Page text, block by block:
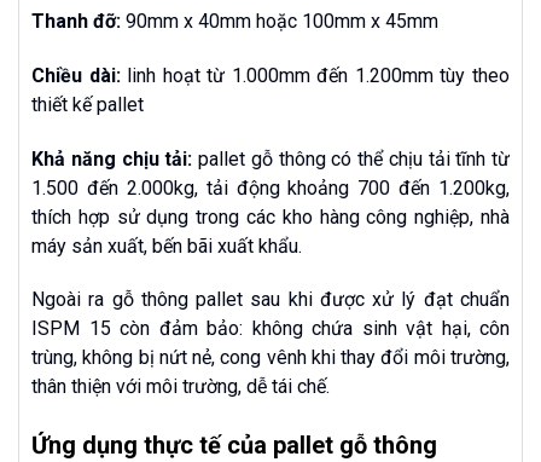
Thanh đỡ: 90mm x 40mm hoặc 100mm x 45mm
Chiều dài:linh hoạt từ 1.000mm đến 1.200mm tùy theo
thiết kế pallet
Khả năng chịu tải: pallet gỗ thông có thể chịu tải tĩnh từ
1.500 đến 2.000kg, tải động khoảng 700 đến 1.200kg,
thích hợp sử dụng trong các kho hàng công nghiệp, nhà
máy sản xuất, bến bãi xuất khẩu.
Ngoài ra gỗ thông pallet sau khi được xử lý đạt chuẩn
ISPM 15 còn đảm bảo: không chứa sinh vật hại, côn
trùng, không bị nứt nẻ, cong vênh khi thay đổi môi trường,
thân thiện với môi trường, dễ tái chế.
Ứng dụng thực tế của pallet gỗ thông